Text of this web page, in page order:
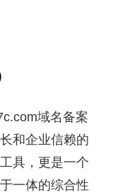
域名备案
和企业信赖的
具，更是一个
一体的综合性